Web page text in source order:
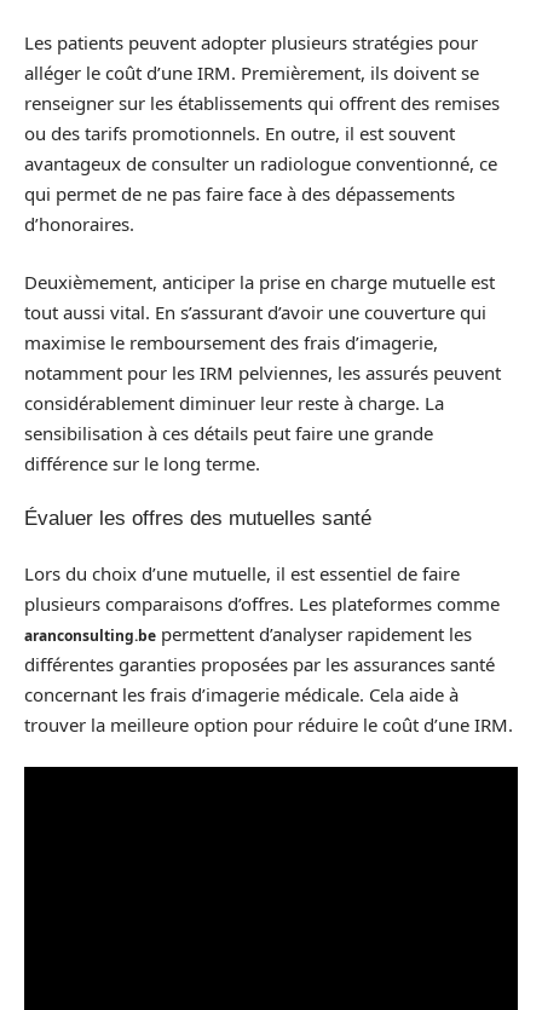
Les patients peuvent adopter plusieurs stratégies pour
alléger le coût d’une IRM. Premièrement, ils doivent se
renseigner sur les établissements qui offrent des remises
ou des tarifs promotionnels. En outre, il est souvent
avantageux de consulter un radiologue conventionné, ce
qui permet de ne pas faire face à des dépassements
d’honoraires.
Deuxièmement, anticiper la prise en charge mutuelle est
tout aussi vital. En s’assurant d’avoir une couverture qui
maximise le remboursement des frais d’imagerie,
notamment pour les IRM pelviennes, les assurés peuvent
considérablement diminuer leur reste à charge. La
sensibilisation à ces détails peut faire une grande
différence sur le long terme.
Évaluer les offres des mutuelles santé
Lors du choix d’une mutuelle, il est essentiel de faire
plusieurs comparaisons d’offres. Les plateformes comme
aranconsulting.be permettent d’analyser rapidement les
différentes garanties proposées par les assurances santé
concernant les frais d’imagerie médicale. Cela aide à
trouver la meilleure option pour réduire le coût d’une IRM.